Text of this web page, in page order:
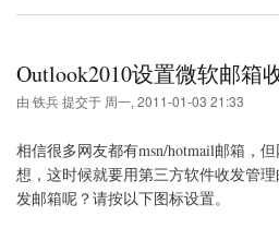
Outlook2010设置微软邮箱
由 铁兵提交于 周一, 2011-01-03 21:33
相信很多网友都有msn/hotmail邮箱，
想，这时候就要用第三方软件收发管
发邮箱呢？请按以下图标设置。